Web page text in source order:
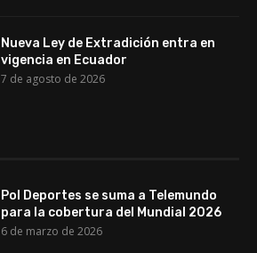
Nueva Ley de Extradición entra en
vigencia en Ecuador
7 de agosto de 2026
Pol Deportes se suma a Telemundo
para la cobertura del Mundial 2026
6 de marzo de 2026